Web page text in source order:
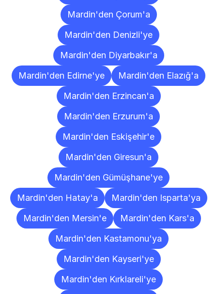
Mardin'den Çorum'a
Mardin'den Denizli'ye
Mardin'den Diyarbakır'a
Mardin'den Edirne'ye
Mardin'den Elazığ'a
Mardin'den Erzincan'a
Mardin'den Erzurum'a
Mardin'den Eskişehir'e
Mardin'den Giresun'a
Mardin'den Gümüşhane'ye
Mardin'den Hatay'a
Mardin'den Isparta'ya
Mardin'den Mersin'e
Mardin'den Kars'a
Mardin'den Kastamonu'ya
Mardin'den Kayseri'ye
Mardin'den Kırklareli'ye